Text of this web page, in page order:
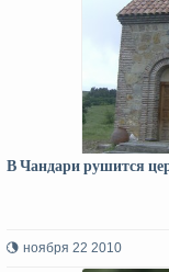
В Чандари рушится
ноября 22 2010